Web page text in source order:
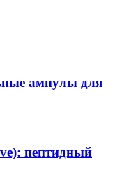
ампулы для
пептидный